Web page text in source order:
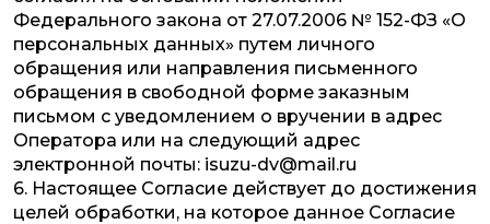
Федерального закона от 27.07.2006 № 152-ФЗ «О
персональных данных» путем личного
обращения или направления письменного
обращения в свободной форме заказным
письмом с уведомлением о вручении в адрес
Оператора или на следующий адрес
электронной почты: isuzu-dv@mail.ru
6. Настоящее Согласие действует до достижения
целей обработки, на которое данное Согласие